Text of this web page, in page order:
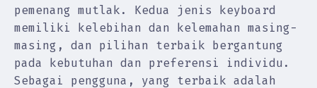
pemenang mutlak. Kedua jenis keyboard
memiliki kelebihan dan kelemahan masing-
masing, dan pilihan terbaik bergantung
pada kebutuhan dan preferensi individu.
Sebagai pengguna, yang terbaik adalah